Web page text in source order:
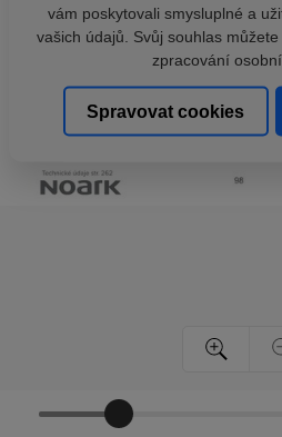
vám poskytovali smysluplné a
vašich údajů. Svůj souhlas
zpracování
Spravovat cookies